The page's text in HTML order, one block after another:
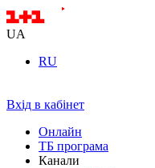
UA
RU
Вхід в кабінет
Онлайн
ТБ програма
Канали